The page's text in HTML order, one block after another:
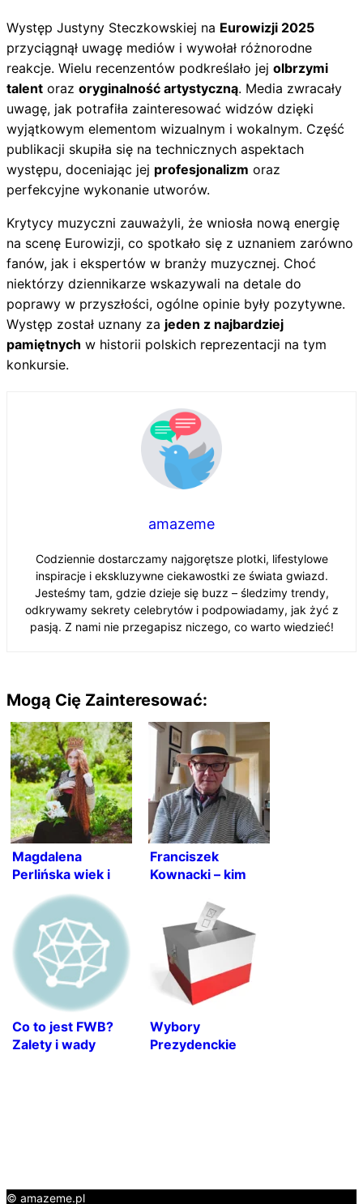
Występ Justyny Steczkowskiej na Eurowizji 2025
przyciągnął uwagę mediów i wywołał różnorodne
reakcje. Wielu recenzentów podkreślało jej olbrzymi
talent oraz oryginalność artystyczną. Media zwracały
uwagę, jak potrafiła zainteresować widzów dzięki
wyjątkowym elementom wizualnym i wokalnym. Część
publikacji skupiła się na technicznych aspektach
występu, doceniając jej profesjonalizm oraz
perfekcyjne wykonanie utworów.
Krytycy muzyczni zauważyli, że wniosła nową energię
na scenę Eurowizji, co spotkało się z uznaniem zarówno
fanów, jak i ekspertów w branży muzycznej. Choć
niektórzy dziennikarze wskazywali na detale do
poprawy w przyszłości, ogólne opinie były pozytywne.
Występ został uznany za jeden z najbardziej
pamiętnych w historii polskich reprezentacji na tym
konkursie.
amazeme
Codziennie dostarczamy najgorętsze plotki, lifestylowe
inspiracje i ekskluzywne ciekawostki ze świata gwiazd.
Jesteśmy tam, gdzie dzieje się buzz – śledzimy trendy,
odkrywamy sekrety celebrytów i podpowiadamy, jak żyć z
pasją. Z nami nie przegapisz niczego, co warto wiedzieć!
Mogą Cię Zainteresować:
Magdalena
Perlińska wiek i
kariera w „Tańcu z
Gwiazdami
Franciszek
Kownacki – kim
Kownackiej?
Co to jest FWB?
Zalety i wady
Wybory
Prezydenckie
© amazeme.pl